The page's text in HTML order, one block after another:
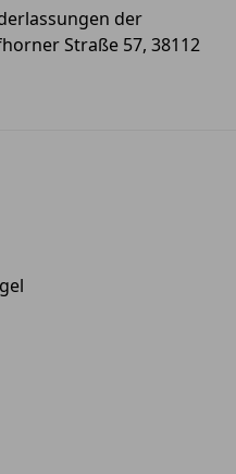
der
Straße 57, 38112